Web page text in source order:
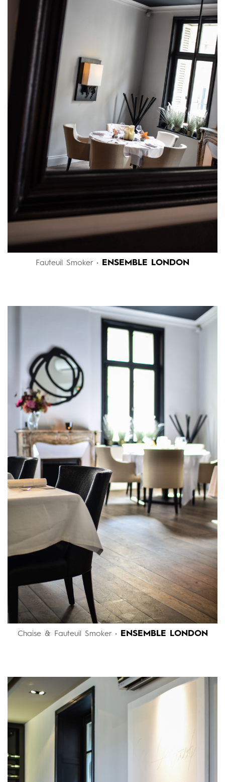
Fauteuil Smoker • ENSEMBLE LONDON
Chaise & Fauteuil Smoker • ENSEMBLE LONDON